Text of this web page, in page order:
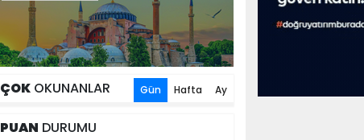
ÇOK OKUNANLAR Gün Hafta Ay
PUAN DURUMU